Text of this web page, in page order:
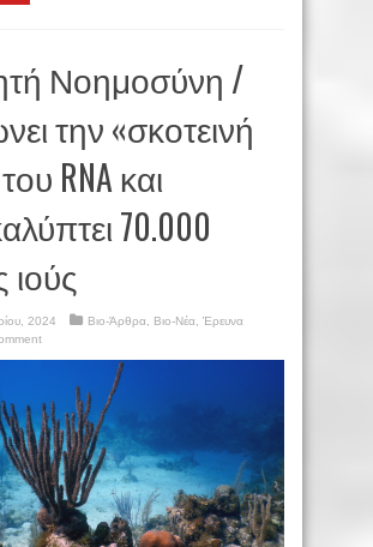
Νοημοσύνη /
την «σκοτεινή
RNA και
70.000
ιούς
2024 Βιο-Άρθρα Βιο-Νέα Έρευνα